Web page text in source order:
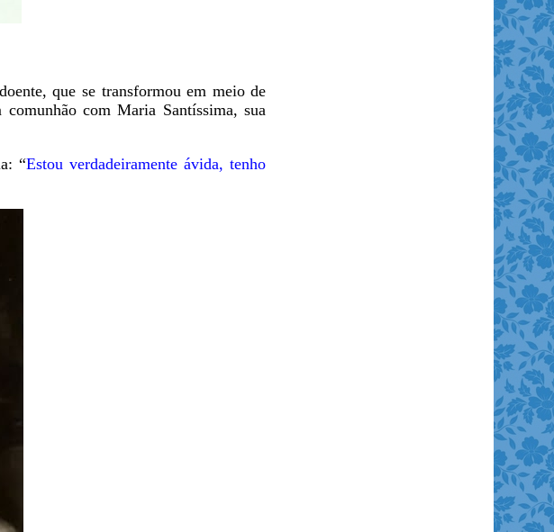
que se transformou em meio de
com Maria Santíssima, sua
“Estou verdadeiramente ávida, tenho